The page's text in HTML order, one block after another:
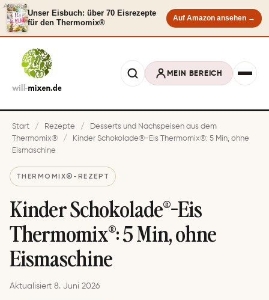
Anzeige
Unser Eisbuch: über 70 Eisrezepte
für den Thermomix®
Auf Amazon ansehen →
MEIN BEREICH
Start / Rezepte /
Desserts und Nachspeisen aus dem
Thermomix®
/
Kinder Schokolade®-Eis Thermomix®: 5 Min, ohne
Eismaschine
THERMOMIX®-REZEPT
Kinder Schokolade®-Eis
Thermomix®: 5 Min, ohne
Eismaschine
Aktualisiert 8. Juni 2026